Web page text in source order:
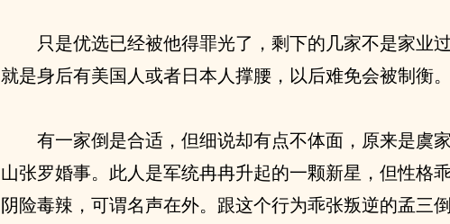
只是优选已经被他得罪光了，剩下的几家不是家业
就是身后有美国人或者日本人撑腰，以后难免会被制衡。
有一家倒是合适，但细说却有点不体面，原来是虞
山张罗婚事。此人是军统冉冉升起的一颗新星，但性格
阴险毒辣，可谓名声在外。跟这个行为乖张叛逆的孟三